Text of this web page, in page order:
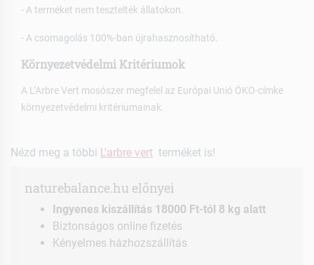
- A terméket nem tesztelték állatokon.
- A csomagolás 100%-ban újrahasznosítható.
Környezetvédelmi Kritériumok
A L’Arbre Vert mosószer megfelel az Európai Unió ÖKO-címke
környezetvédelmi kritériumainak.
Nézd meg a többi L'arbre vert terméket is!
naturebalance.hu előnyei
Ingyenes kiszállítás 18000 Ft-tól 8 kg alatt
Biztonságos online fizetés
Kényelmes házhozszállítás